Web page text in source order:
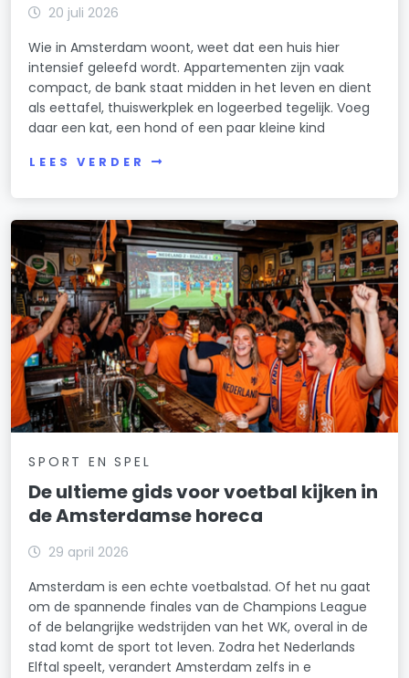
20 juli 2026
Wie in Amsterdam woont, weet dat een huis hier
intensief geleefd wordt. Appartementen zijn vaak
compact, de bank staat midden in het leven en dient
als eettafel, thuiswerkplek en logeerbed tegelijk. Voeg
daar een kat, een hond of een paar kleine kind
LEES VERDER
SPORT EN SPEL
De ultieme gids voor voetbal kijken in
de Amsterdamse horeca
29 april 2026
Amsterdam is een echte voetbalstad. Of het nu gaat
om de spannende finales van de Champions League
of de belangrijke wedstrijden van het WK, overal in de
stad komt de sport tot leven. Zodra het Nederlands
Elftal speelt, verandert Amsterdam zelfs in e